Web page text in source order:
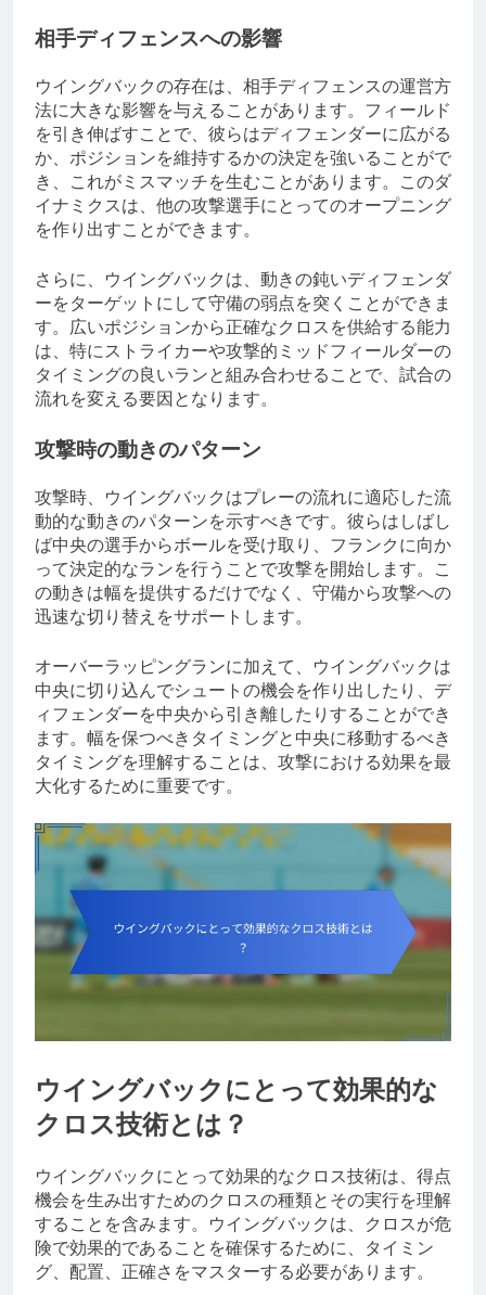
相手ディフェンスへの影響
ウイングバックの存在は、相手ディフェンスの運営方
法に大きな影響を与えることがあります。フィールド
を引き伸ばすことで、彼らはディフェンダーに広がる
か、ポジションを維持するかの決定を強いることがで
き、これがミスマッチを生むことがあります。このダ
イナミクスは、他の攻撃選手にとってのオープニング
を作り出すことができます。
さらに、ウイングバックは、動きの鈍いディフェンダ
ーをターゲットにして守備の弱点を突くことができま
す。広いポジションから正確なクロスを供給する能力
は、特にストライカーや攻撃的ミッドフィールダーの
タイミングの良いランと組み合わせることで、試合の
流れを変える要因となります。
攻撃時の動きのパターン
攻撃時、ウイングバックはプレーの流れに適応した流
動的な動きのパターンを示すべきです。彼らはしばし
ば中央の選手からボールを受け取り、フランクに向か
って決定的なランを行うことで攻撃を開始します。こ
の動きは幅を提供するだけでなく、守備から攻撃への
迅速な切り替えをサポートします。
オーバーラッピングランに加えて、ウイングバックは
中央に切り込んでシュートの機会を作り出したり、デ
ィフェンダーを中央から引き離したりすることができ
ます。幅を保つべきタイミングと中央に移動するべき
タイミングを理解することは、攻撃における効果を最
大化するために重要です。
ウイングバックにとって効果的な
クロス技術とは？
ウイングバックにとって効果的なクロス技術は、得点
機会を生み出すためのクロスの種類とその実行を理解
することを含みます。ウイングバックは、クロスが危
険で効果的であることを確保するために、タイミン
グ、配置、正確さをマスターする必要があります。